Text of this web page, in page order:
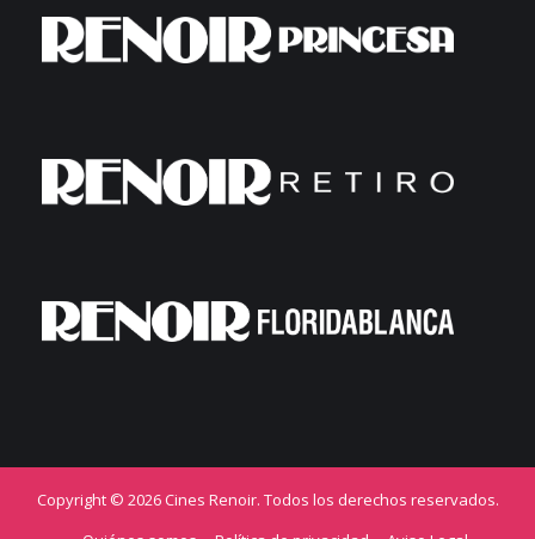
Copyright © 2026 Cines Renoir. Todos los derechos reservados.